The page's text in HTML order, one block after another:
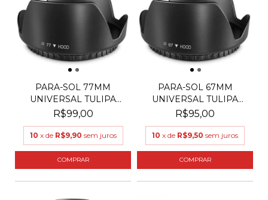
PARA-SOL 77MM
UNIVERSAL TULIPA
PARA LENT...
R$99,00
10 x de R$9,90 sem juros
PARA-SOL 67MM
UNIVERSAL TULIPA
PARA LENT...
R$95,00
10 x de R$9,50 sem juros